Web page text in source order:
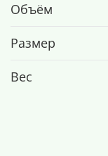
Объём
Размер
Вес